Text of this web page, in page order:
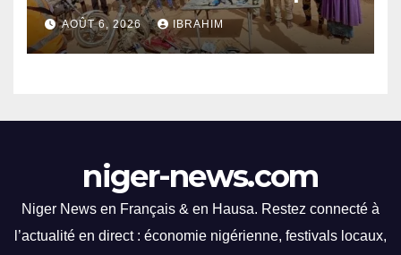
performances
impressionnantes et des
police d’Akokan
AOÛT 6, 2026 IBRAHIM
niger-news.com
Niger News en Français & en Hausa. Restez connecté à
l’actualité en direct : économie nigérienne, festivals locaux,